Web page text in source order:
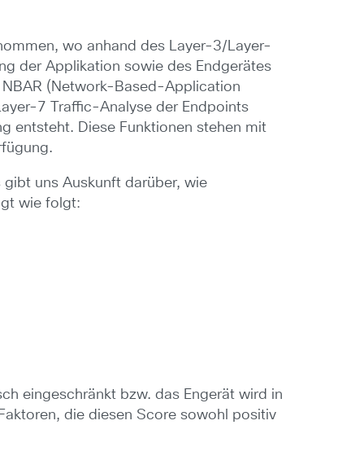
wo anhand des Layer-3/Layer-
der Applikation sowie des Endgerätes
(Network-Based-Application
7 Traffic-Analyse der Endpoints
entsteht. Diese Funktionen stehen mit
uns Auskunft darüber, wie
wie folgt:
eingeschränkt bzw. das Engerät wird in
die diesen Score sowohl positiv